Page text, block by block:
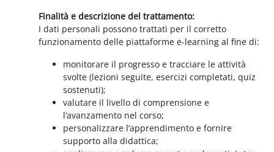
Finalità e descrizione del trattamento:
I dati personali possono trattati per il corretto
funzionamento delle piattaforme e-learning al fine di:
monitorare il progresso e tracciare le attività
svolte (lezioni seguite, esercizi completati, quiz
sostenuti);
valutare il livello di comprensione e
l’avanzamento nel corso;
personalizzare l’apprendimento e fornire
supporto alla didattica;